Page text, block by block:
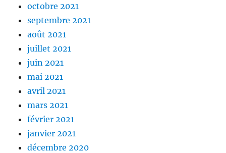
octobre 2021
septembre 2021
août 2021
juillet 2021
juin 2021
mai 2021
avril 2021
mars 2021
février 2021
janvier 2021
décembre 2020